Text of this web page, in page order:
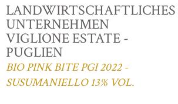
LANDWIRTSCHAFTLICHES
UNTERNEHMEN
VIGLIONE ESTATE -
PUGLIEN
BIO PINK BITE PGI 2022 -
SUSUMANIELLO 13% VOL.